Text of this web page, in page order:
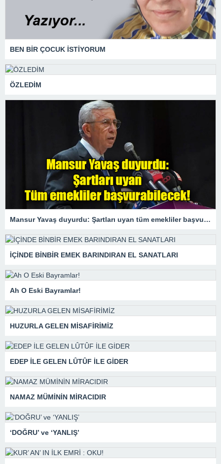
BEN BİR ÇOCUK İSTİYORUM
ÖZLEDİM
Mansur Yavaş duyurdu: Şartları uyan tüm emekliler başvurabilecek
İÇİNDE BİNBİR EMEK BARINDIRAN EL SANATLARI
Ah O Eski Bayramlar!
HUZURLA GELEN MİSAFİRİMİZ
EDEP İLE GELEN LÛTÛF İLE GİDER
NAMAZ MÜMİNİN MİRACIDIR
‘DOĞRU’ ve ‘YANLIŞ’